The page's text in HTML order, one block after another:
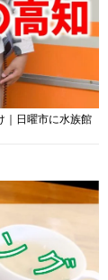
｜日曜市に水族館